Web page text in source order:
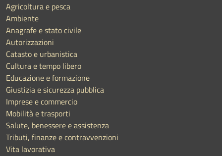
Agricoltura e pesca
Ambiente
Anagrafe e stato civile
Autorizzazioni
Catasto e urbanistica
Cultura e tempo libero
Educazione e formazione
Giustizia e sicurezza pubblica
Imprese e commercio
Mobilità e trasporti
Salute, benessere e assistenza
Tributi, finanze e contravvenzioni
Vita lavorativa